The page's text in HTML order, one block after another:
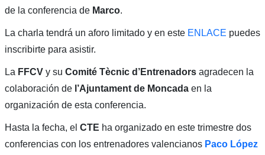
de la conferencia de Marco.
La charla tendrá un aforo limitado y en este ENLACE puedes
inscribirte para asistir.
La FFCVy su Comité Tècnic d’Entrenadorsagradecen la
colaboración de l’Ajuntament de Moncadaen la
organización de esta conferencia.
Hasta la fecha, el CTE ha organizado en este trimestre dos
conferencias con los entrenadores valencianos Paco López